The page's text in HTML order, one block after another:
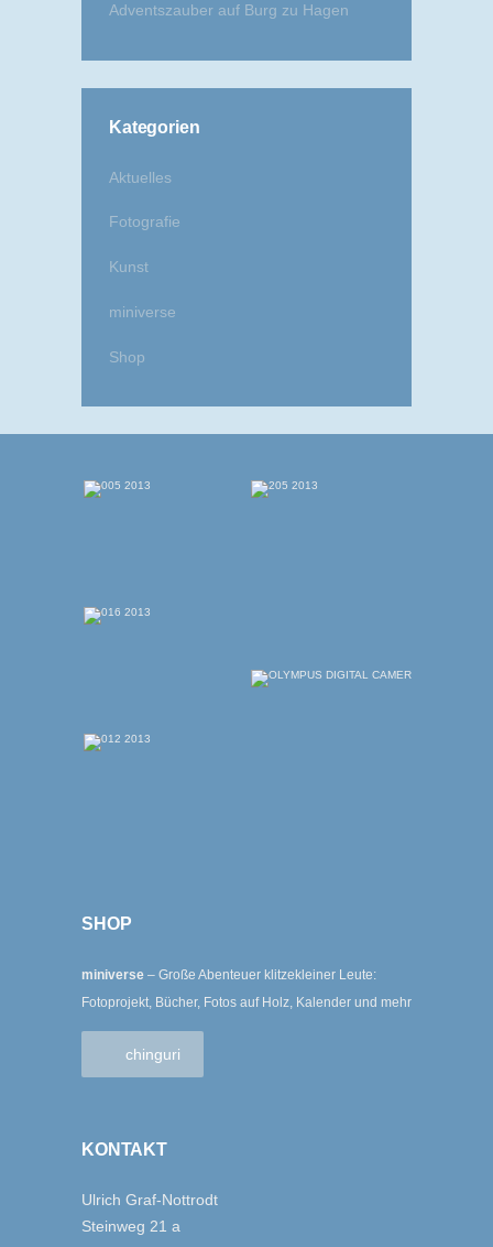
Adventszauber auf Burg zu Hagen
Kategorien
Aktuelles
Fotografie
Kunst
miniverse
Shop
SHOP
miniverse – Große Abenteuer klitzekleiner Leute:
Fotoprojekt, Bücher, Fotos auf Holz, Kalender und mehr
chinguri
KONTAKT
Ulrich Graf-Nottrodt
Steinweg 21 a